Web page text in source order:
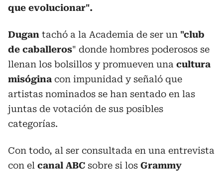
que evolucionar".
Dugan tachó a la Academia de ser un "club
de caballeros" donde hombres poderosos se
llenan los bolsillos y promueven una cultura
misógina con impunidad y señaló que
artistas nominados se han sentado en las
juntas de votación de sus posibles
categorías.
Con todo, al ser consultada en una entrevista
con el canal ABC sobre si los Grammy